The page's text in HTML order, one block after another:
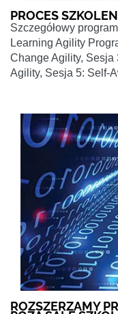
PROCES
Szczegółowy
Learning Agility
Change Agility, Sesja
Agility, Sesja 5: Self-
ROZSZERZAMY